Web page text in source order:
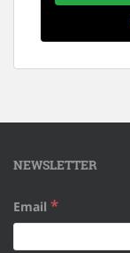
NEWSLETTER
Email *